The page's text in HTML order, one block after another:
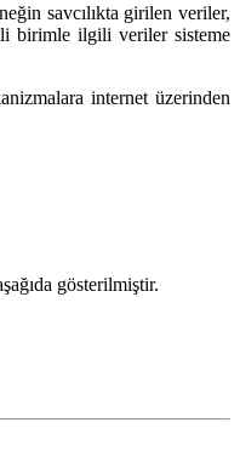
savcılıkta girilen veriler,
birimle ilgili veriler sisteme
internet üzerinden
gösterilmiştir.